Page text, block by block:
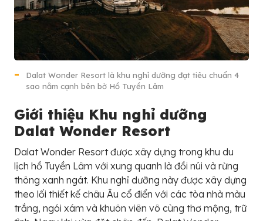
Dalat Wonder Resort là khu nghỉ dưỡng đạt tiêu chuẩn 4
sao nằm cạnh bên bờ Hồ Tuyền Lâm
Giới thiệu Khu nghỉ dưỡng
Dalat Wonder Resort
Dalat Wonder Resort được xây dựng trong khu du
lịch hồ Tuyền Lâm với xung quanh là đồi núi và rừng
thông xanh ngát. Khu nghỉ dưỡng này được xây dựng
theo lối thiết kế châu Âu cổ điển với các tòa nhà màu
trắng, ngói xám và khuôn viên vô cùng thơ mộng, trữ